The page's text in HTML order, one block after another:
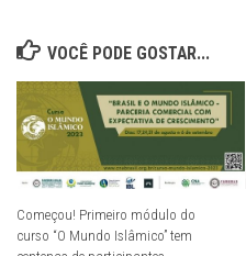
VOCÊ PODE GOSTAR...
Começou! Primeiro módulo do
curso “O Mundo Islâmico” tem